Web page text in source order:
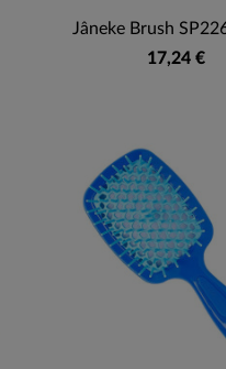
Jâneke Brush
17,24 €